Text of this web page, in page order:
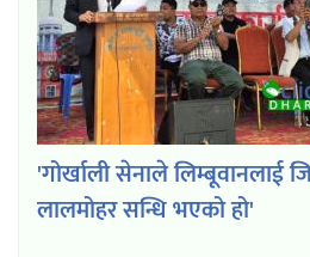
'गोर्खाली सेनाले लिम्बूवानलाई
लालमोहर सन्धि भएको हो'